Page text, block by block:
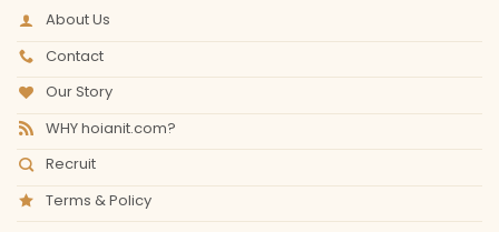
About Us
Contact
Our Story
WHY hoianit.com?
Recruit
Terms & Policy